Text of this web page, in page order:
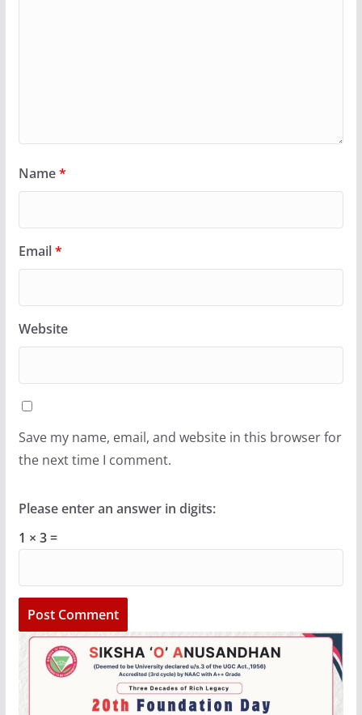
Name*
Email*
Website
Save my name, email, and website in this browser for
the next time I comment.
Please enter an answer in digits:
1 × 3 =